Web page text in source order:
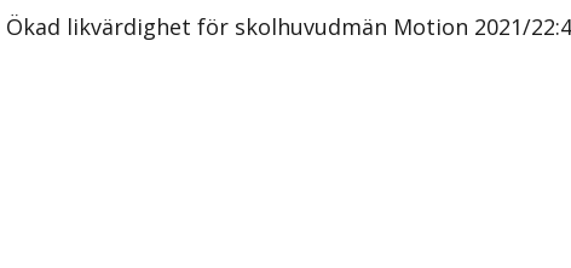
likvärdighet för skolhuvudmän Motion 2021/